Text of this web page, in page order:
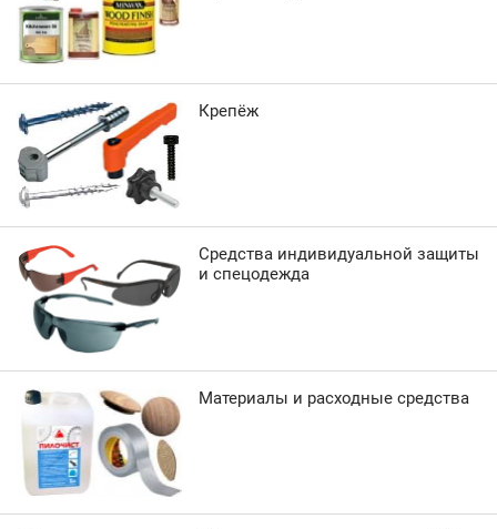
Крепёж
Средства индивидуальной защиты
и спецодежда
Материалы и расходные средства